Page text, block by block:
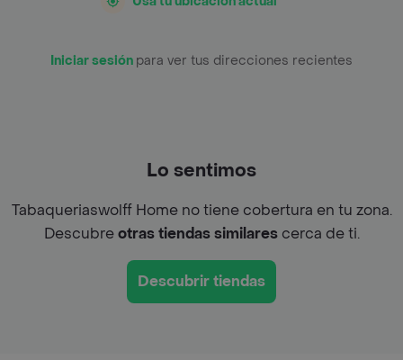
Iniciar sesión para ver tus direcciones recientes
Lo sentimos
Tabaqueriaswolff Home no tiene cobertura en tu zona.
Descubreotras tiendas similarescerca de ti.
Descubrir tiendas